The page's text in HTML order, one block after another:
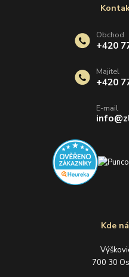
Kde
700 30
Obchod
+420
Majitel
+420
E-mail